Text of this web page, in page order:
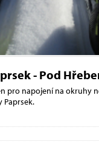
- Pod
pro napojení na okruhy
Paprsek.